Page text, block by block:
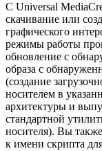
С Universal
скачивание или
графического
режимы работы
обновление с
образа с
(создание
носителем в
архитектуры и
стандартной
носителя). Вы
к имени скрипта